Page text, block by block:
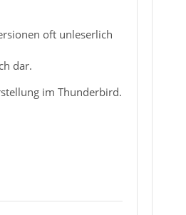
oft unleserlich
dar.
im Thunderbird.